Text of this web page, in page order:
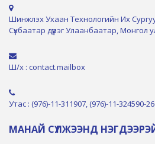
Шинжлэх Ухаан Технологийн Их
Сүхбаатар дүүрэг Улаанбаатар, Монгол
Ш/х : contact.mailbox
Утас : (976)-11-311907, (976)-11-324590-
МАНАЙ СҮЛЖЭЭНД